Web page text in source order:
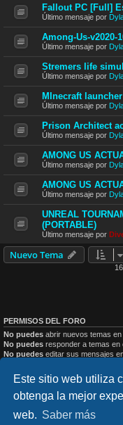
Este sitio web utiliza
obtenga la mejor
web. Saber más
Fallout PC [Full]
Último mensaje por
Among-Us-v2020-
Último mensaje por
Stremers life
Último mensaje por
MInecraft launcher
Último mensaje por
Prison Architect
Último mensaje por
AMONG US
Último mensaje por
AMONG US
Último mensaje por
UNREAL
(PORTABLE)
Último mensaje por
Nuevo Tema
PERMISOS DEL FORO
No puedes abrir nuevos temas
No puedes responder a temas en
No puedes editar sus mensajes
No puedes
enviar adjuntos en
Inicio Índice general